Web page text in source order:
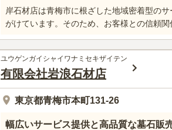
岸石材店は青梅市に根ざした地域密着型の
がけています。そのため、お客様との信頼
ユウゲンガイシャイワナミセキザイテン
有限会社岩浪石材店
東京都青梅市本町131-26
幅広いサービス提供と高品質な墓石販